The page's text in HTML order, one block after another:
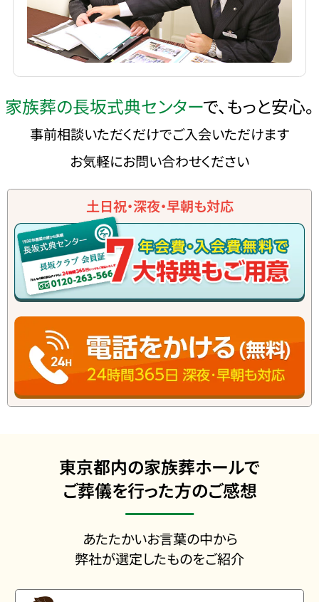
家族葬の長坂式典センターで、もっと安心。
事前相談いただくだけでご入会いただけます
お気軽にお問い合わせください
土日祝・深夜・早朝も対応
東京都内の家族葬ホールで
ご葬儀を行った方のご感想
あたたかいお言葉の中から
弊社が選定したものをご紹介